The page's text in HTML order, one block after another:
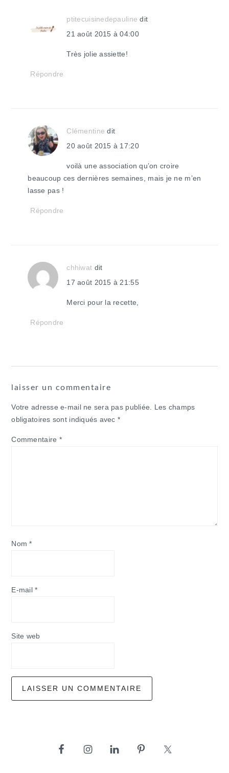
ptitecuisinedepauline dit
21 août 2015 à 04:00
Très jolie assiette!
Répondre
Clémentine dit
20 août 2015 à 17:20
voilà une association qu’on croire
beaucoup ces dernières semaines, mais je ne m’en
lasse pas !
Répondre
chhiwat dit
17 août 2015 à 21:55
Merci pour la recette,
Répondre
laisser un commentaire
Votre adresse e-mail ne sera pas publiée. Les champs
obligatoires sont indiqués avec*
Commentaire *
Nom*
E-mail*
Site web